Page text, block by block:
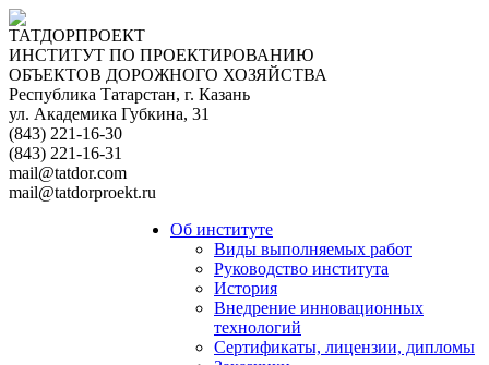
ТАТДОРПРОЕКТ
ИНСТИТУТ ПО ПРОЕКТИРОВАНИЮ
ОБЪЕКТОВ ДОРОЖНОГО ХОЗЯЙСТВА
Республика Татарстан, г. Казань
ул. Академика Губкина, 31
(843) 221-16-30
(843) 221-16-31
mail@tatdor.com
mail@tatdorproekt.ru
Об институте
Виды выполняемых работ
Руководство института
История
Внедрение инновационных
технологий
Сертификаты, лицензии, дипломы